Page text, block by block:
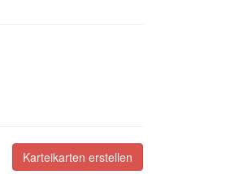
Karteikarten erstellen